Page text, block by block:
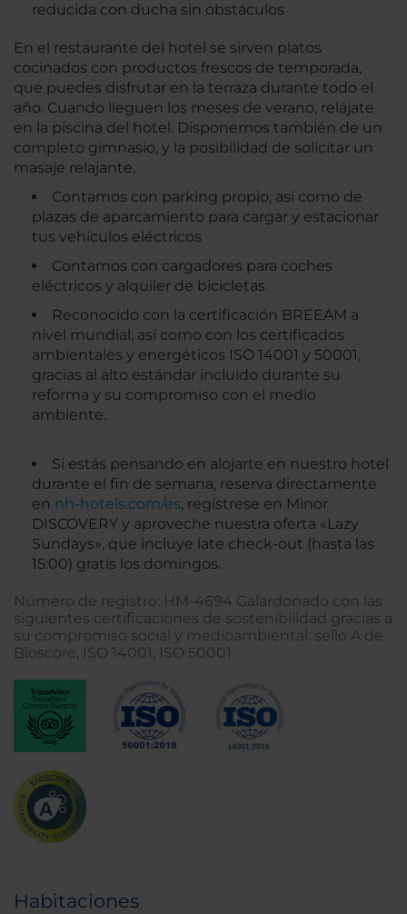
reducida con ducha sin obstáculos
En el restaurante del hotel se sirven platos
cocinados con productos frescos de temporada,
que puedes disfrutar en la terraza durante todo el
año. Cuando lleguen los meses de verano, relájate
en la piscina del hotel. Disponemos también de un
completo gimnasio, y la posibilidad de solicitar un
masaje relajante.
Contamos con parking propio, así como de
plazas de aparcamiento para cargar y estacionar
tus vehículos eléctricos
Contamos con cargadores para coches
eléctricos y alquiler de bicicletas.
Reconocido con la certificación BREEAM a
nivel mundial, así como con los certificados
ambientales y energéticos ISO 14001 y 50001,
gracias al alto estándar incluido durante su
reforma y su compromiso con el medio
ambiente.
Si estás pensando en alojarte en nuestro hotel
durante el fin de semana, reserva directamente
en nh-hotels.com/es, regístrese en Minor
DISCOVERY y aproveche nuestra oferta «Lazy
Sundays», que incluye late check-out (hasta las
15:00) gratis los domingos.
Número de registro: HM-4694 Galardonado con las
siguientes certificaciones de sostenibilidad gracias a
su compromiso social y medioambiental: sello A de
Bioscore, ISO 14001, ISO 50001
Habitaciones